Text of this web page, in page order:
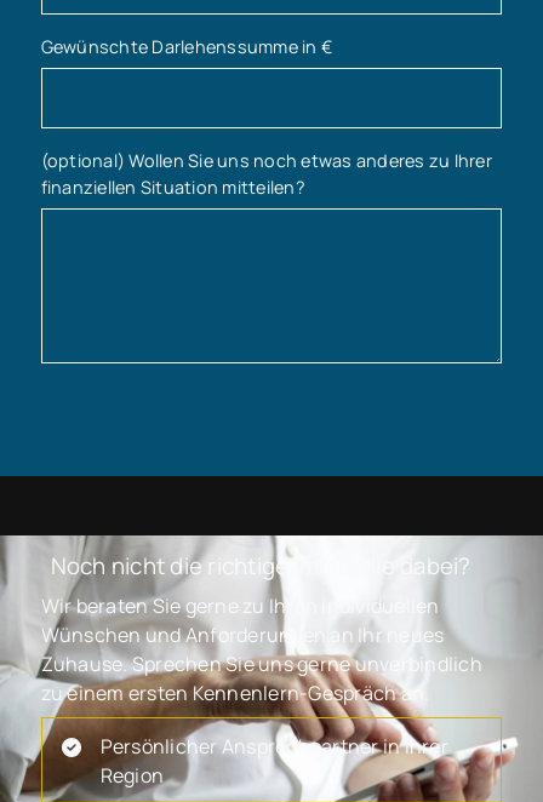
Gewünschte Darlehenssumme in €
(optional) Wollen Sie uns noch etwas anderes zu Ihrer
finanziellen Situation mitteilen?
Noch nicht die richtige Immobilie dabei?
Wir beraten Sie gerne zu Ihren individuellen
Wünschen und Anforderungen an Ihr neues
Zuhause. Sprechen Sie uns gerne unverbindlich
zu einem ersten Kennenlern-Gespräch an.
Persönlicher Ansprechpartner in Ihrer
Region